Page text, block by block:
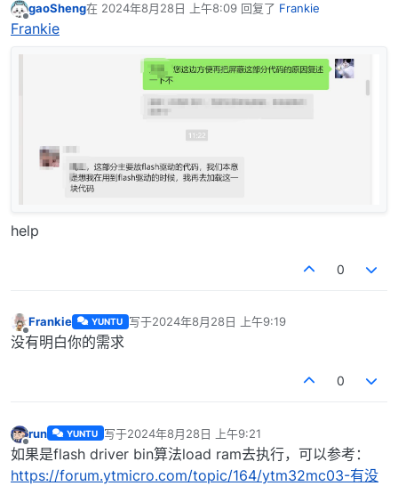
离线
gaoSheng在 2024年8月28日 上午8:09 回复了 Frankie
最后由 编辑
Frankie
help
0
离线
Frankie YUNTU 写于2024年8月28日 上午9:19
最后由 编辑
没有明白你的需求
0
离线
run YUNTU 写于2024年8月28日 上午9:21
最后由 编辑
如果是flash driver bin算法load ram去执行，可以参考：
https://forum.ytmicro.com/topic/164/ytm32mc03-有没